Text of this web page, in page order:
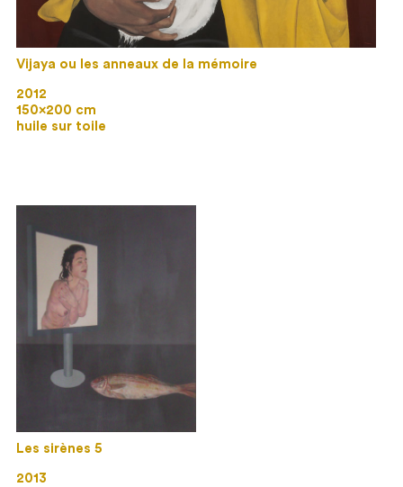
Vijaya ou les anneaux de la mémoire
2012
150×200 cm
huile sur toile
Les sirènes 5
2013